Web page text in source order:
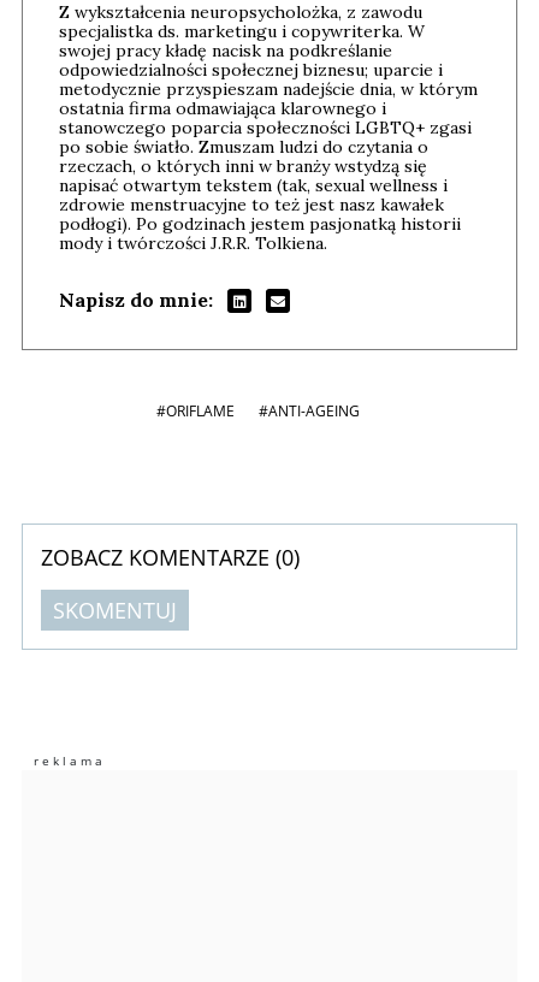
Z wykształcenia neuropsycholożka, z zawodu
specjalistka ds. marketingu i copywriterka. W
swojej pracy kładę nacisk na podkreślanie
odpowiedzialności społecznej biznesu; uparcie i
metodycznie przyspieszam nadejście dnia, w którym
ostatnia firma odmawiająca klarownego i
stanowczego poparcia społeczności LGBTQ+ zgasi
po sobie światło. Zmuszam ludzi do czytania o
rzeczach, o których inni w branży wstydzą się
napisać otwartym tekstem (tak, sexual wellness i
zdrowie menstruacyjne to też jest nasz kawałek
podłogi). Po godzinach jestem pasjonatką historii
mody i twórczości J.R.R. Tolkiena.
Napisz do mnie:
#ORIFLAME #ANTI-AGEING
ZOBACZ KOMENTARZE (0)
SKOMENTUJ
Imię (Wymagane)